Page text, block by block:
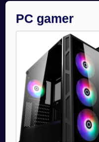
PC gamer